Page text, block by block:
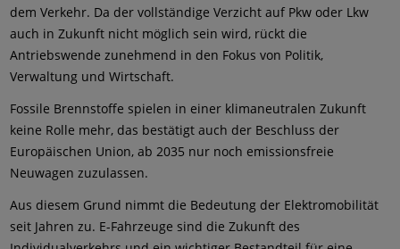
dem Verkehr. Da der vollständige Verzicht auf Pkw oder Lkw
auch in Zukunft nicht möglich sein wird, rückt die
Antriebswende zunehmend in den Fokus von Politik,
Verwaltung und Wirtschaft.
Fossile Brennstoffe spielen in einer klimaneutralen Zukunft
keine Rolle mehr, das bestätigt auch der Beschluss der
Europäischen Union, ab 2035 nur noch emissionsfreie
Neuwagen zuzulassen.
Aus diesem Grund nimmt die Bedeutung der Elektromobilität
seit Jahren zu. E-Fahrzeuge sind die Zukunft des